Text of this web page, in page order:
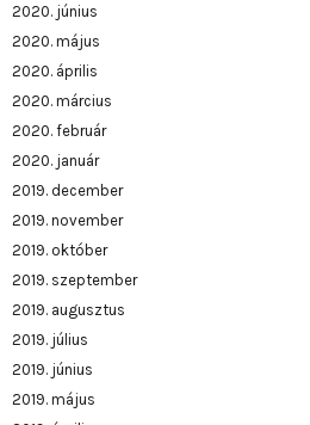
2020. június
2020. május
2020. április
2020. március
2020. február
2020. január
2019. december
2019. november
2019. október
2019. szeptember
2019. augusztus
2019. július
2019. június
2019. május